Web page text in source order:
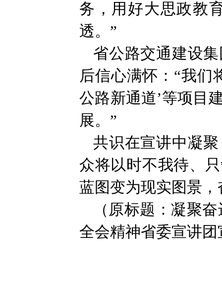
务，用好大思政教
透。”
省公路交通建设
后信心满怀：“我们
公路新通道’等项目
展。”
共识在宣讲中凝
众将以时不我待、
蓝图变为现实图景
（原标题：凝聚
全会精神省委宣讲